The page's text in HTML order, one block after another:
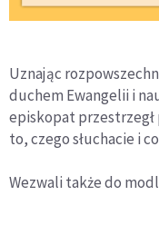
Uznając
duchem Ewangelii i
episkopat przestrzegł
to, czego słuchacie i
Wezwali także do